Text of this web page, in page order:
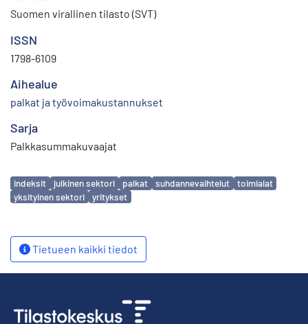
Suomen virallinen tilasto (SVT)
ISSN
1798-6109
Aihealue
palkat ja työvoimakustannukset
Sarja
Palkkasummakuvaajat
Avainsanat
indeksit julkinen sektori palkat suhdannevaihtelut
toimialat
yksityinen sektori
yritykset
Tietueen kaikki tiedot